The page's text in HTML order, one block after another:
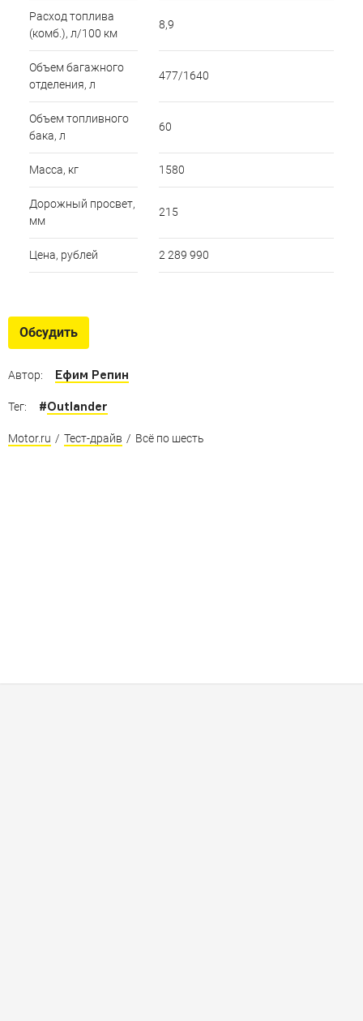
Расход топлива
(комб.), л/100 км
8,9
Объем багажного
отделения, л
477/1640
Объем топливного
бака, л
60
Масса, кг 1580
Дорожный просвет,
мм
215
Цена, рублей 2 289 990
Обсудить
Автор: Ефим Репин
Тег: #Outlander
Motor.ru / Тест-драйв / Всё по шесть